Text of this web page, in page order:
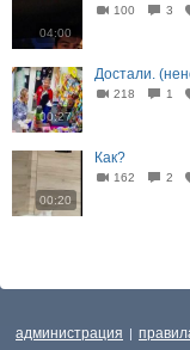
04:00
100 3
00:27
Достали.
218 1
00:20
Как?
162 2
администрация |